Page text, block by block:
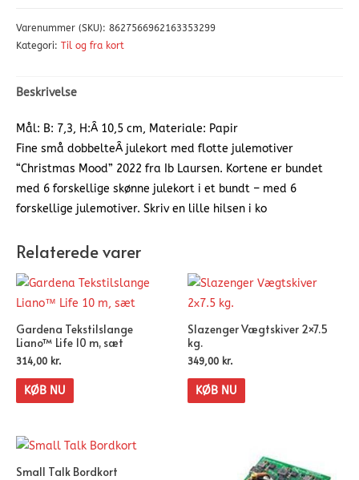
Varenummer (SKU): 8627566962163353299
Kategori: Til og fra kort
Beskrivelse
Mål: B: 7,3, H:Â 10,5 cm, Materiale: Papir
Fine små dobbelteÂ julekort med flotte julemotiver
“Christmas Mood” 2022 fra Ib Laursen. Kortene er bundet
med 6 forskellige skønne julekort i et bundt – med 6
forskellige julemotiver. Skriv en lille hilsen i ko
Relaterede varer
Gardena Tekstilslange
Liano™ Life 10 m, sæt
314,00 kr.
KØB NU
Slazenger Vægtskiver 2×7.5
kg.
349,00 kr.
KØB NU
Small Talk Bordkort